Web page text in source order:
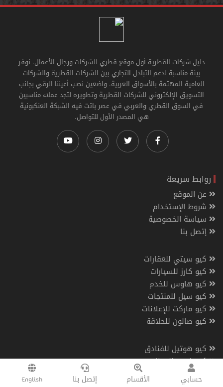
حسابي الأقسام إتصل بنا English
دليل شركات القطرية أول موقع قطري للشركات ورجال الأعمال. نوفر
بيئة مناسبة لدعم التبادل التجاري بين الشركات القطرية والشركات
العامية المهتمة بالأسواق العربية. واضعين نصب أعيننا الرقي بجانب
التسويق الإلكتروني للشركات القطرية وتطويره لتجد عملاء مناسبين
في السوق القطري والعربي في عصر باتت فيه الشبكة العنكبونية
هي المصدر الأول للتواصل.
روابط سريعة
عن الموقع
شروط الإستخدام
سياسة الخصوصية
إتصل بنا
كيو سيتي للعقارات
كيو كارز للسيارات
كيو هاوس للخدم
كيو سيل للمنتجات
كيو ماركت للإعلانات
كيو صالون للحلاقة
كيو هوتيل للفنادق
كيو فوود للمطاعم
كيو رنت لتأجير سيارات